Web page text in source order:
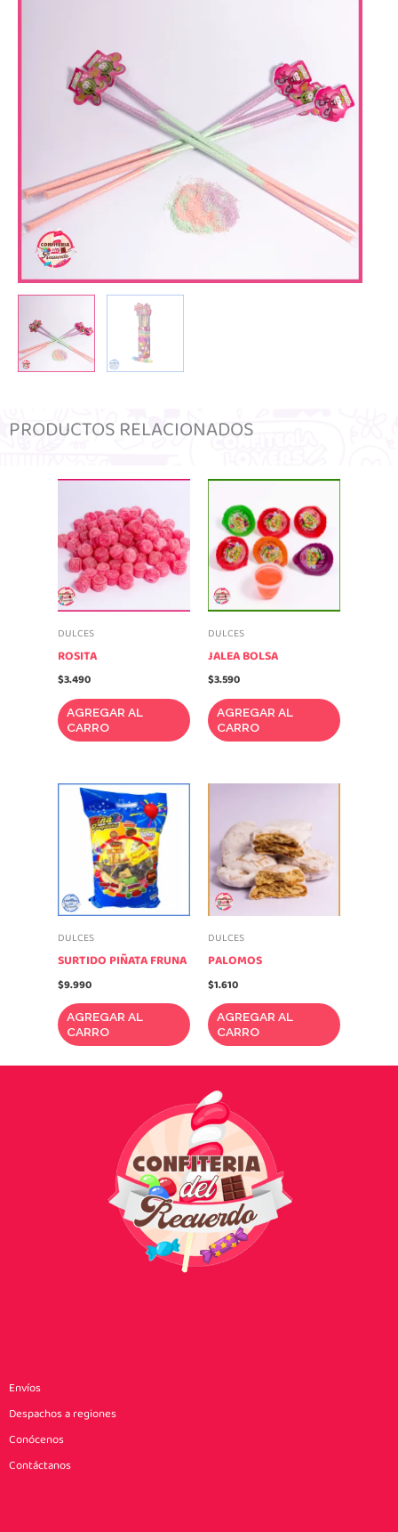
PRODUCTOS RELACIONADOS
DULCES
ROSITA
$3.490
AGREGAR AL
CARRO
DULCES
JALEA BOLSA
$3.590
AGREGAR AL
CARRO
DULCES
SURTIDO PIÑATA FRUNA
$9.990
AGREGAR AL
CARRO
DULCES
PALOMOS
$1.610
AGREGAR AL
CARRO
Envíos
Despachos a regiones
Conócenos
Contáctanos